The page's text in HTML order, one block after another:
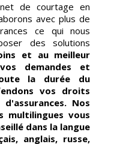
de courtage en
avec plus de
ce qui nous
des solutions
et au meilleur
demandes et
la durée du
vos droits
Nos
multilingues vous
dans la langue
anglais, russe,